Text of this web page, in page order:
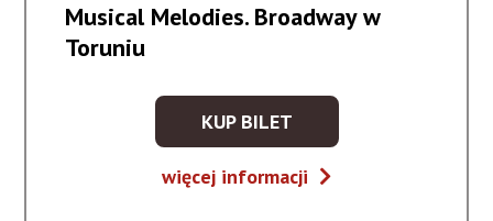
Musical Melodies. Broadway w
Toruniu
KUP BILET
KUP
NA
więcej informacji
Musical